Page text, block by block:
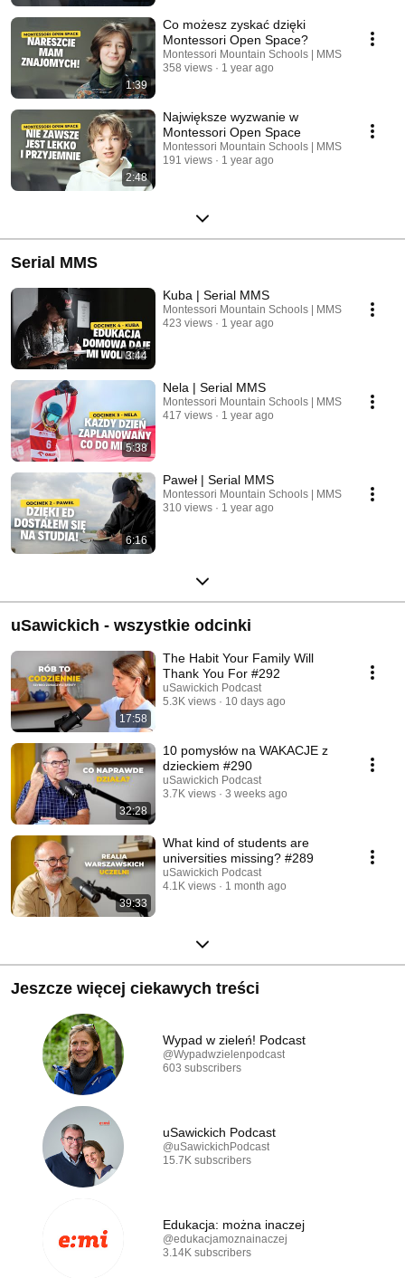
1:39
Co możesz zyskać dzięki
Montessori Open Space?
Montessori Mountain Schools | MMS
358 views
1 year ago
2:48
Największe wyzwanie w
Montessori Open Space
Montessori Mountain Schools | MMS
191 views
1 year ago
Serial MMS
3:44
Kuba | Serial MMS
Montessori Mountain Schools | MMS
423 views
1 year ago
5:38
Nela | Serial MMS
Montessori Mountain Schools | MMS
417 views
1 year ago
6:16
Paweł | Serial MMS
Montessori Mountain Schools | MMS
310 views
1 year ago
uSawickich - wszystkie odcinki
17:58
The Habit Your Family Will
Thank You For #292
uSawickich Podcast
5.3K views
10 days ago
32:28
10 pomysłów na WAKACJE z
dzieckiem #290
uSawickich Podcast
3.7K views
3 weeks ago
39:33
What kind of students are
universities missing? #289
uSawickich Podcast
4.1K views
1 month ago
Jeszcze więcej ciekawych treści
Wypad w zieleń! Podcast
@Wypadwzielenpodcast
603 subscribers
uSawickich Podcast
@uSawickichPodcast
15.7K subscribers
Edukacja: można inaczej
@edukacjamoznainaczej
3.14K subscribers